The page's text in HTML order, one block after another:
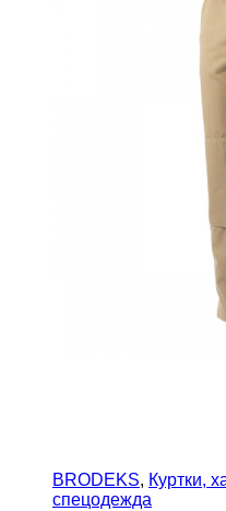
BRODEKS, Куртки,
спецодежда